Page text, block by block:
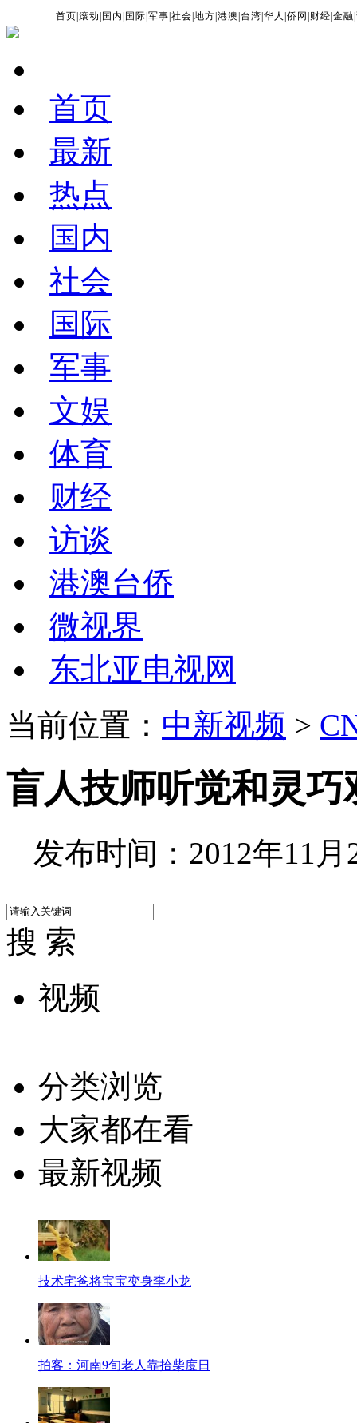
首页 |滚动 国内 国际 |军事 |社会 |地方 |港澳 台湾 |华人 |侨网 财经 |金融 |
首页
最新
热点
国内
社会
国际
军事
文娱
体育
财经
访谈
港澳台侨
微视界
东北亚电视网
当前位置： 中新视频 >
盲人技师听觉和灵
发布时间：2012年11月
搜 索
视频
分类浏览
大家都在看
最新视频
技术宅爸将宝宝变身李小龙
拍客：河南9旬老人靠拾柴度日